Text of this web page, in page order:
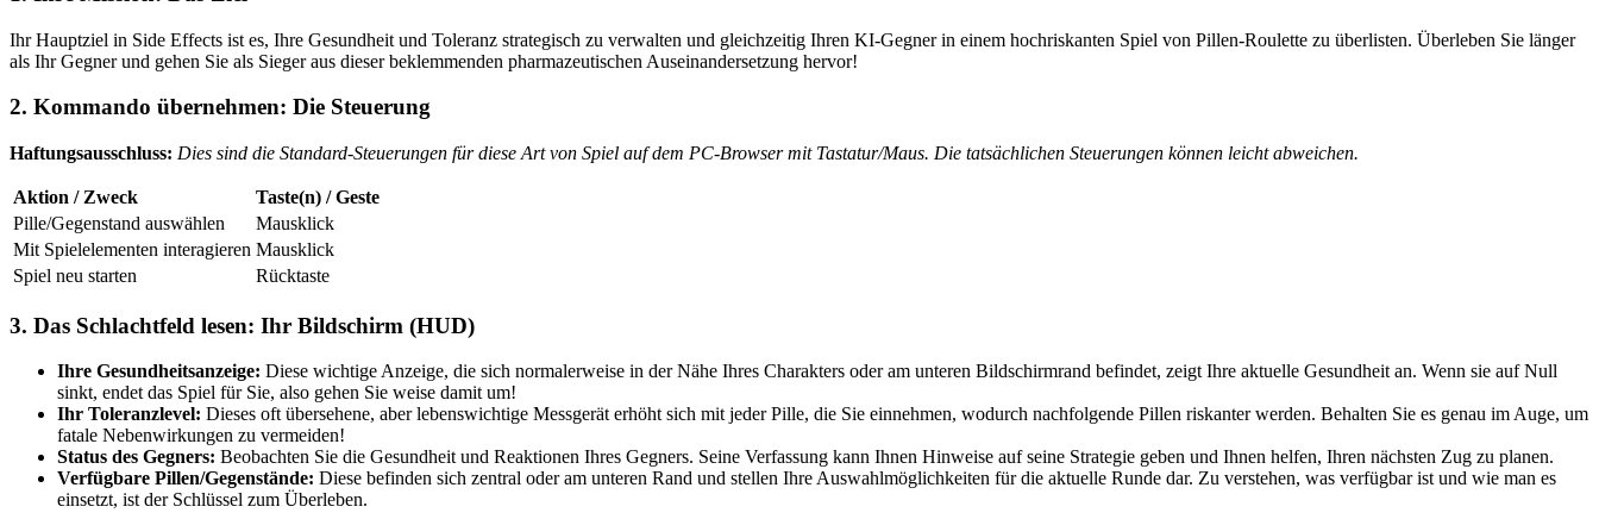
Ihr Hauptziel in Side Effects ist es, Ihre Gesundheit und Toleranz strategisch zu verwalten und gleichzeitig Ihren KI-Gegner in einem hochriskanten Spiel von Pillen-Roulette zu überlisten. Überleben Sie länger
als Ihr Gegner und gehen Sie als Sieger aus dieser beklemmenden pharmazeutischen Auseinandersetzung hervor!
2. Kommando übernehmen: Die Steuerung
Haftungsausschluss: Dies sind die Standard-Steuerungen für diese Art von Spiel auf dem PC-Browser mit Tastatur/Maus. Die tatsächlichen Steuerungen können leicht abweichen.
Aktion / Zweck
Taste(n) / Geste
Pille/Gegenstand auswählen
Mausklick
Mit Spielelementen interagieren Mausklick
Spiel neu starten
Rücktaste
3. Das Schlachtfeld lesen: Ihr Bildschirm (HUD)
Ihre Gesundheitsanzeige: Diese wichtige Anzeige, die sich normalerweise in der Nähe Ihres Charakters oder am unteren Bildschirmrand befindet, zeigt Ihre aktuelle Gesundheit an. Wenn sie auf Null
sinkt, endet das Spiel für Sie, also gehen Sie weise damit um!
Ihr Toleranzlevel: Dieses oft übersehene, aber lebenswichtige Messgerät erhöht sich mit jeder Pille, die Sie einnehmen, wodurch nachfolgende Pillen riskanter werden. Behalten Sie es genau im Auge, um
fatale Nebenwirkungen zu vermeiden!
Status des Gegners: Beobachten Sie die Gesundheit und Reaktionen Ihres Gegners. Seine Verfassung kann Ihnen Hinweise auf seine Strategie geben und Ihnen helfen, Ihren nächsten Zug zu planen.
Verfügbare Pillen/Gegenstände: Diese befinden sich zentral oder am unteren Rand und stellen Ihre Auswahlmöglichkeiten für die aktuelle Runde dar. Zu verstehen, was verfügbar ist und wie man es
einsetzt, ist der Schlüssel zum Überleben.